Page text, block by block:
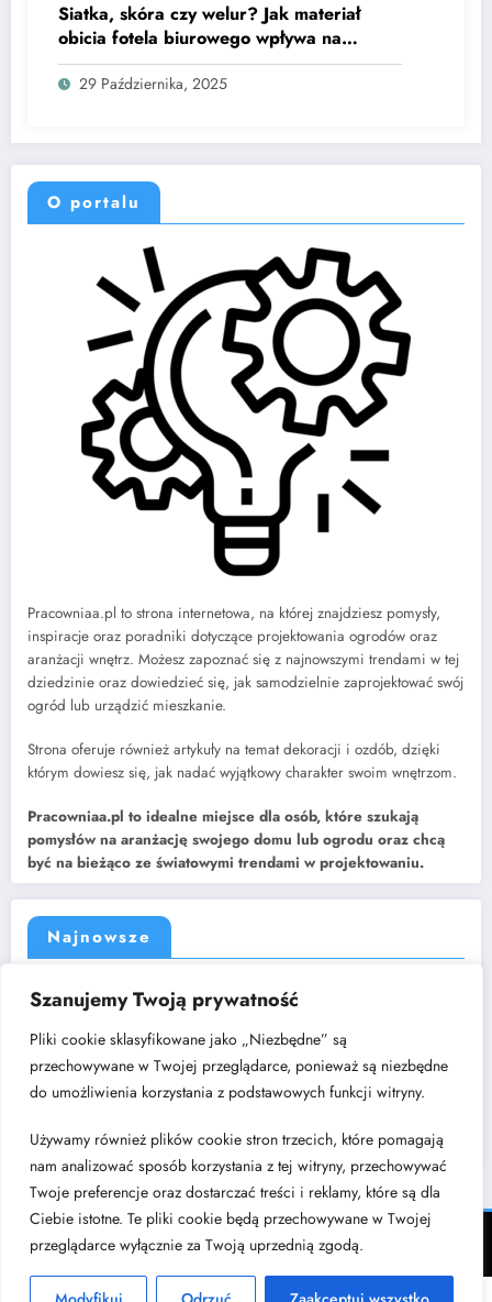
Szanujemy Twoją prywatność
Pliki cookie sklasyfikowane jako „Niezbędne” są
przechowywane w Twojej przeglądarce, ponieważ są niezbędne
do umożliwienia korzystania z podstawowych funkcji witryny.
Używamy również plików cookie stron trzecich, które pomagają
nam analizować sposób korzystania z tej witryny, przechowywać
Twoje preferencje oraz dostarczać treści i reklamy, które są dla
Ciebie istotne. Te pliki cookie będą przechowywane w Twojej
przeglądarce wyłącznie za Twoją uprzednią zgodą.
Siatka, skóra czy welur? Jak materiał
obicia fotela biurowego wpływa na
mikroklimat i trwałość siedzenia
29 Października, 2025
O portalu
Pracowniaa.pl to strona internetowa, na której znajdziesz pomysły,
inspiracje oraz poradniki dotyczące projektowania ogrodów oraz
aranżacji wnętrz. Możesz zapoznać się z najnowszymi trendami w tej
dziedzinie oraz dowiedzieć się, jak samodzielnie zaprojektować swój
ogród lub urządzić mieszkanie.
Strona oferuje również artykuły na temat dekoracji i ozdób, dzięki
którym dowiesz się, jak nadać wyjątkowy charakter swoim wnętrzom.
Pracowniaa.pl to idealne miejsce dla osób, które szukają
pomysłów na aranżację swojego domu lub ogrodu oraz chcą
być na bieżąco ze światowymi trendami w projektowaniu.
Najnowsze
Jak dobrać rozdzielacz do instalacji centralnego ogrzewania?
Kuchnia w kształcie litery „L” – dlaczego to układ, który nigdy nie
wychodzi z mody?
Cichy luksus w architekturze wnętrz: poszukiwanie harmonii w świecie
nadmiaru bodźców
Modne wykończenia wnętrz – czy posadzki żywiczne to dobry
Jadalnia w salonie – jak wybrać stół i gdzie go ustawić?
Kontakt Regulamin Polityka prywatności Kontakt z nami